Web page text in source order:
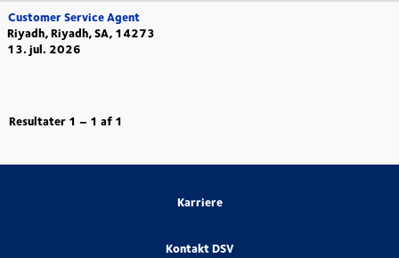
Customer Service Agent
Riyadh, Riyadh, SA, 14273
13. jul. 2026
Resultater 1 – 1 af1
Karriere
Kontakt DSV